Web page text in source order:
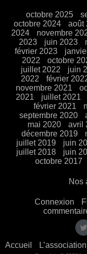
octobre 2025
octobre 2024
août
2024
novembre
2023
juin 2023
février 2023
2022
octobre
juillet 2022
juin
2022
février
novembre 2021
2021
juillet 2021
février 2021
septembre 2020
mai 2020
avril
décembre 2019
juillet 2019
juin
juillet 2018
juin
octobre 2017
Nos
Connexion
Accueil L’association